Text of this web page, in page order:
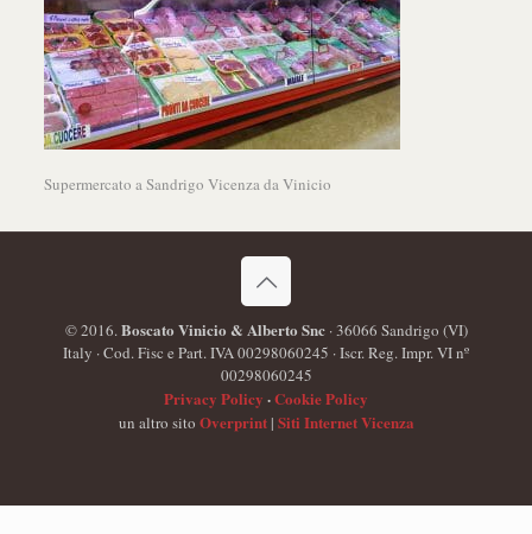
Supermercato a Sandrigo Vicenza da Vinicio
© 2016.Boscato Vinicio & Alberto Snc· 36066 Sandrigo (VI)
Italy · Cod. Fisc e Part. IVA 00298060245 · Iscr. Reg. Impr. VI nº
00298060245
Privacy Policy ·Cookie Policy
un altro sito Overprint| Siti Internet Vicenza